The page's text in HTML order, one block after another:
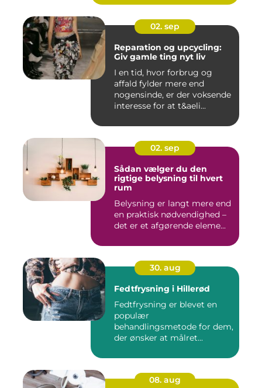
02. sep
Reparation og upcycling:
Giv gamle ting nyt liv
I en tid, hvor forbrug og
affald fylder mere end
nogensinde, er der voksende
interesse for at t&aeli...
02. sep
Sådan vælger du den
rigtige belysning til hvert
rum
Belysning er langt mere end
en praktisk nødvendighed –
det er et afgørende eleme...
30. aug
Fedtfrysning i Hillerød
Fedtfrysning er blevet en
populær
behandlingsmetode for dem,
der ønsker at målret...
08. aug